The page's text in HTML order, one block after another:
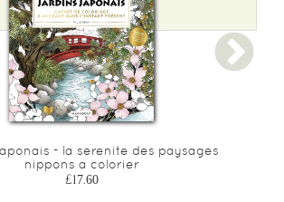
- la serenite des paysages
nippons a colorier
£17.60